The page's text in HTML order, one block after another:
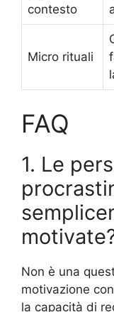
contesto
Micro rituali
FAQ
1. Le
Non è una
motivazione
la capacità di